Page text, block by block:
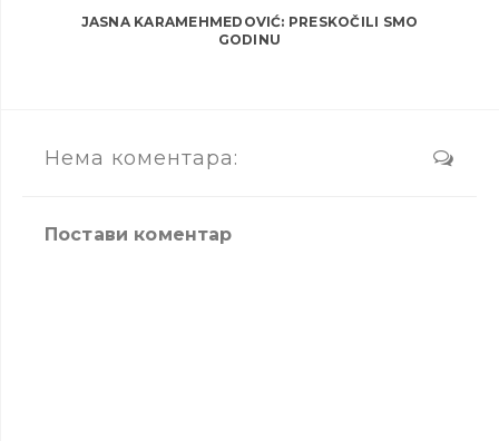
JASNA KARAMEHMEDOVIĆ: PRESKOČILI SMO
GODINU
Нема коментара:
Постави коментар